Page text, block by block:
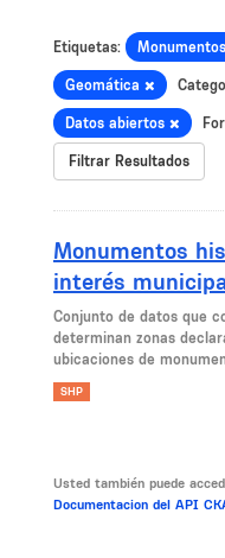
Etiquetas:
Geomática
Datos abiertos
Filtrar Resultados
Monumentos
interés
Conjunto de datos que
determinan zonas
ubicaciones de
SHP
Usted también puede
Documentacion del API